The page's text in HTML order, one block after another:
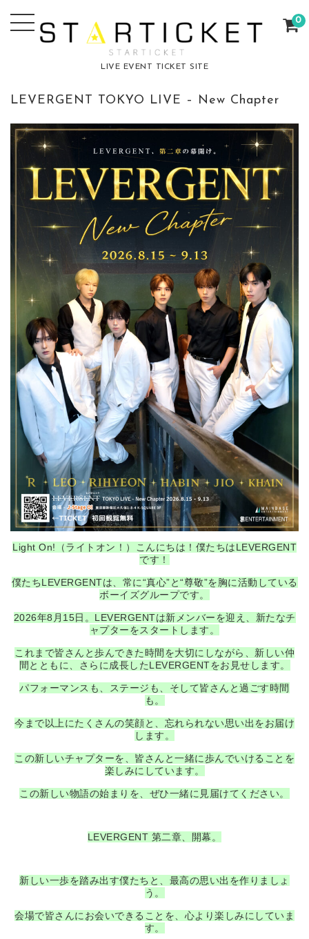
LIVE EVENT TICKET SITE
0
LEVERGENT TOKYO LIVE – New Chapter
Light On!（ライトオン！）こんにちは！僕たちはLEVERGENT
です！
僕たちLEVERGENTは、常に“真心”と“尊敬”を胸に活動している
ボーイズグループです。
2026年8月15日。LEVERGENTは新メンバーを迎え、新たなチ
ャプターをスタートします。
これまで皆さんと歩んできた時間を大切にしながら、新しい仲
間とともに、さらに成長したLEVERGENTをお見せします。
パフォーマンスも、ステージも、そして皆さんと過ごす時間
も。
今まで以上にたくさんの笑顔と、忘れられない思い出をお届け
します。
この新しいチャプターを、皆さんと一緒に歩んでいけることを
楽しみにしています。
この新しい物語の始まりを、ぜひ一緒に見届けてください。
LEVERGENT 第二章、開幕。
新しい一歩を踏み出す僕たちと、最高の思い出を作りましょ
う。
会場で皆さんにお会いできることを、心より楽しみにしていま
す。